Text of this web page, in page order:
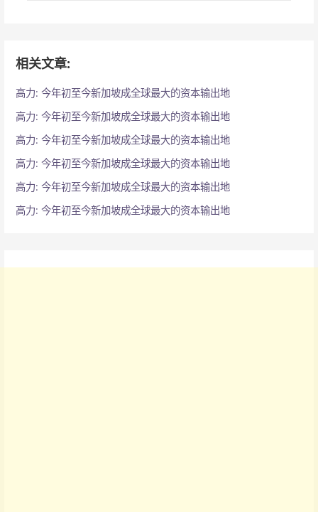
相关文章:
高力: 今年初至今新加坡成全球最大的资本输出地
高力: 今年初至今新加坡成全球最大的资本输出地
高力: 今年初至今新加坡成全球最大的资本输出地
高力: 今年初至今新加坡成全球最大的资本输出地
高力: 今年初至今新加坡成全球最大的资本输出地
高力: 今年初至今新加坡成全球最大的资本输出地